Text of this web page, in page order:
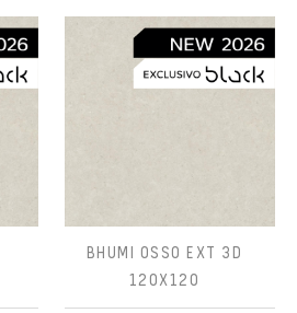
BHUMI OSSO EXT 3D
120X120